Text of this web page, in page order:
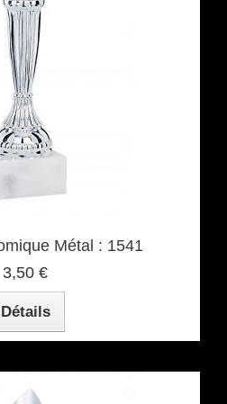
Métal : 1541
3,50 €
Détails